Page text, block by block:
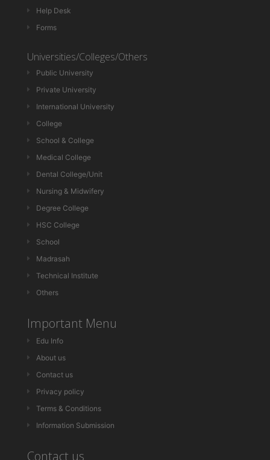
Help Desk
Forms
Universities/Colleges/Others
Public University
Private University
International University
College
School & College
Medical College
Dental College/Unit
Nursing & Midwifery
Degree College
HSC College
School
Madrasah
Technical Institute
Others
Important Menu
Edu Info
About us
Contact us
Privacy policy
Terms & Conditions
Information Submission
Contact us